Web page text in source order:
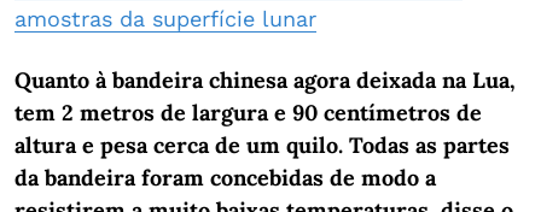
amostras da superfície lunar
Quanto à bandeira chinesa agora deixada na Lua,
tem 2 metros de largura e 90 centímetros de
altura e pesa cerca de um quilo. Todas as partes
da bandeira foram concebidas de modo a